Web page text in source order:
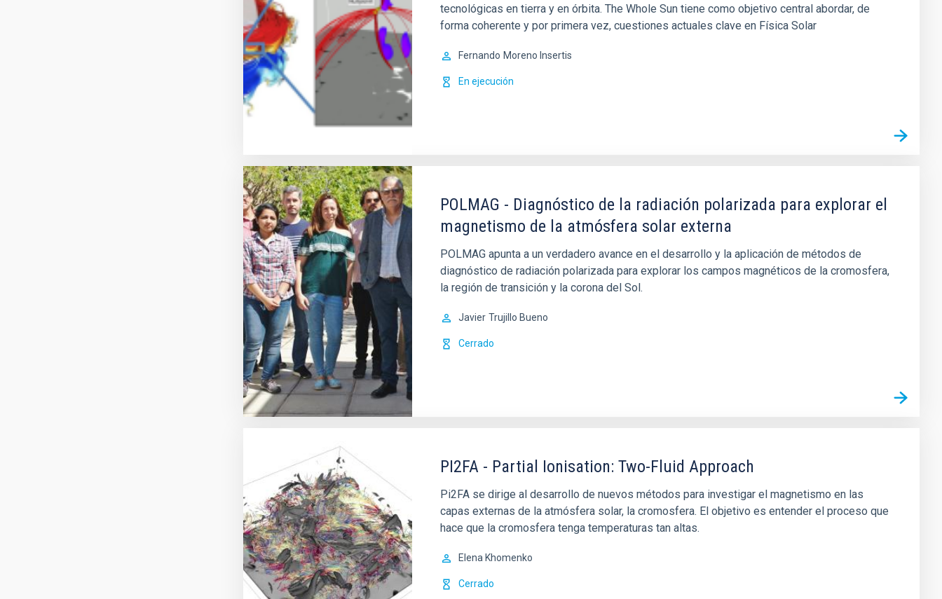
tecnológicas en tierra y en órbita. The Whole Sun tiene como objetivo central abordar, de
forma coherente y por primera vez, cuestiones actuales clave en Física Solar
Fernando Moreno Insertis
En ejecución
POLMAG - Diagnóstico de la radiación polarizada para explorar el
magnetismo de la atmósfera solar externa
POLMAG apunta a un verdadero avance en el desarrollo y la aplicación de métodos de
diagnóstico de radiación polarizada para explorar los campos magnéticos de la cromosfera,
la región de transición y la corona del Sol.
Javier Trujillo Bueno
Cerrado
PI2FA - Partial Ionisation: Two-Fluid Approach
Pi2FA se dirige al desarrollo de nuevos métodos para investigar el magnetismo en las
capas externas de la atmósfera solar, la cromosfera. El objetivo es entender el proceso que
hace que la cromosfera tenga temperaturas tan altas.
Elena Khomenko
Cerrado